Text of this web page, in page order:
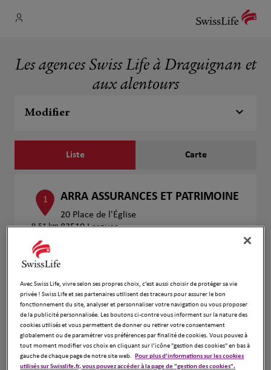
Les agences Swiss Life à Draguignan et
aux alentours
Modifier
Liste Carte
1
9.51 km
ARRA ASSURANCES ET PATRIMOINE
20 Place de l'Église
83510 Lorgues
Voir plus
2
12.24
Jeremy CHAPET
136 allée des Colchiques
83550 Vidauban
Avec Swiss Life, vivre selon ses propres choix, c’est aussi choisir de protéger sa vie
privée ! Swiss Life et ses partenaires utilisent des traceurs pour assurer le bon
fonctionnement du site, analyser et personnaliser votre navigation ou vous proposer
de la publicité personnalisée. Les boutons ci-contre vous informent sur la nature des
cookies utilisés et vous permettent de donner ou retirer votre consentement
globalement ou de paramétrer vos préférences par finalité de cookies. Vous pouvez à
tout moment modifier vos choix en cliquant sur l’icône "gestion des cookies" en bas à
gauche de chaque page de notre site web. Pour plus d'informations sur les cookies
utilisés sur Swisslife.fr, vous pouvez accéder à la page de "gestion des cookies".